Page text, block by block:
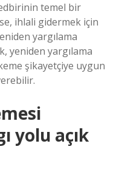
temel bir
ihlali gidermek için
yargılama
yeniden yargılama
şikayetçiye uygun
yolu açık